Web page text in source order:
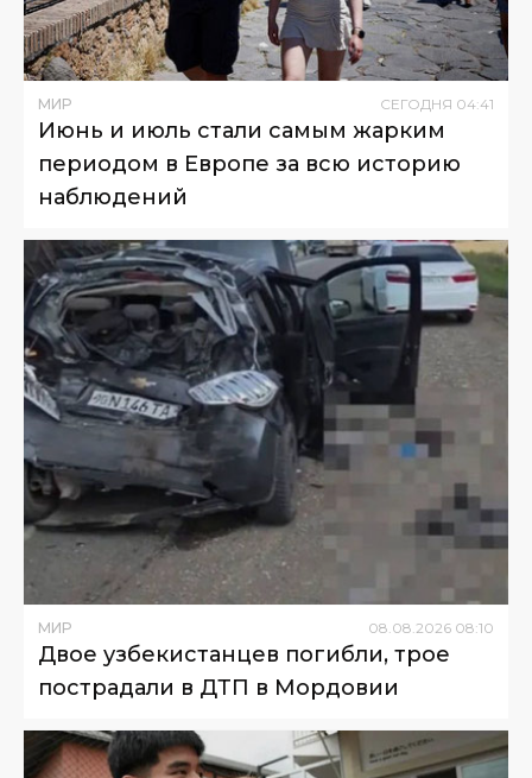
МИР СЕГОДНЯ 04:41
Июнь и июль стали самым жарким
периодом в Европе за всю историю
наблюдений
МИР 08.08.2026 08:10
Двое узбекистанцев погибли, трое
пострадали в ДТП в Мордовии